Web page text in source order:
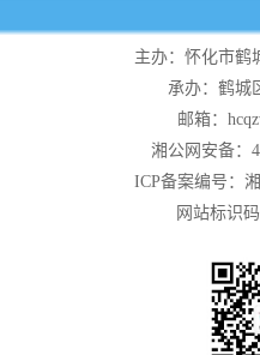
主办：怀化市鹤
承办：鹤城
邮箱：
湘公网安备：
ICP备案编号：
网站标识